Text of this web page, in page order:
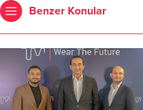
Benzer Konular